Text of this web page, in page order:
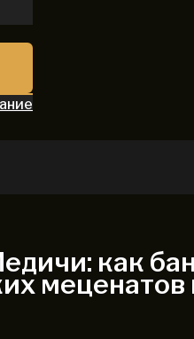
как
меценатов